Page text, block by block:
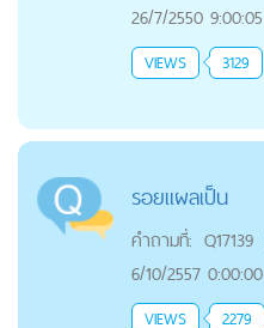
26/7/2550 9:00:05
VIEWS 3129
รอยแผลเป็น
คำถามที่: Q17139
6/10/2557 0:00:00
VIEWS 2279